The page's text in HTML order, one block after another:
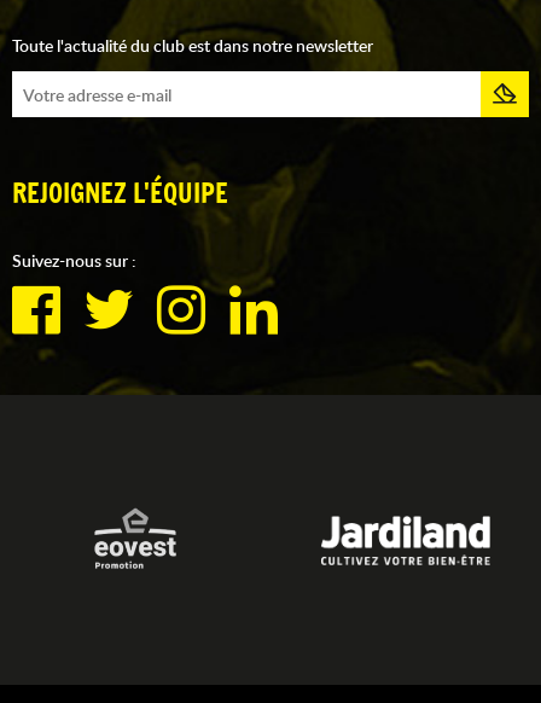
Toute l'actualité du club est dans notre newsletter
REJOIGNEZ L'ÉQUIPE
Suivez-nous sur :